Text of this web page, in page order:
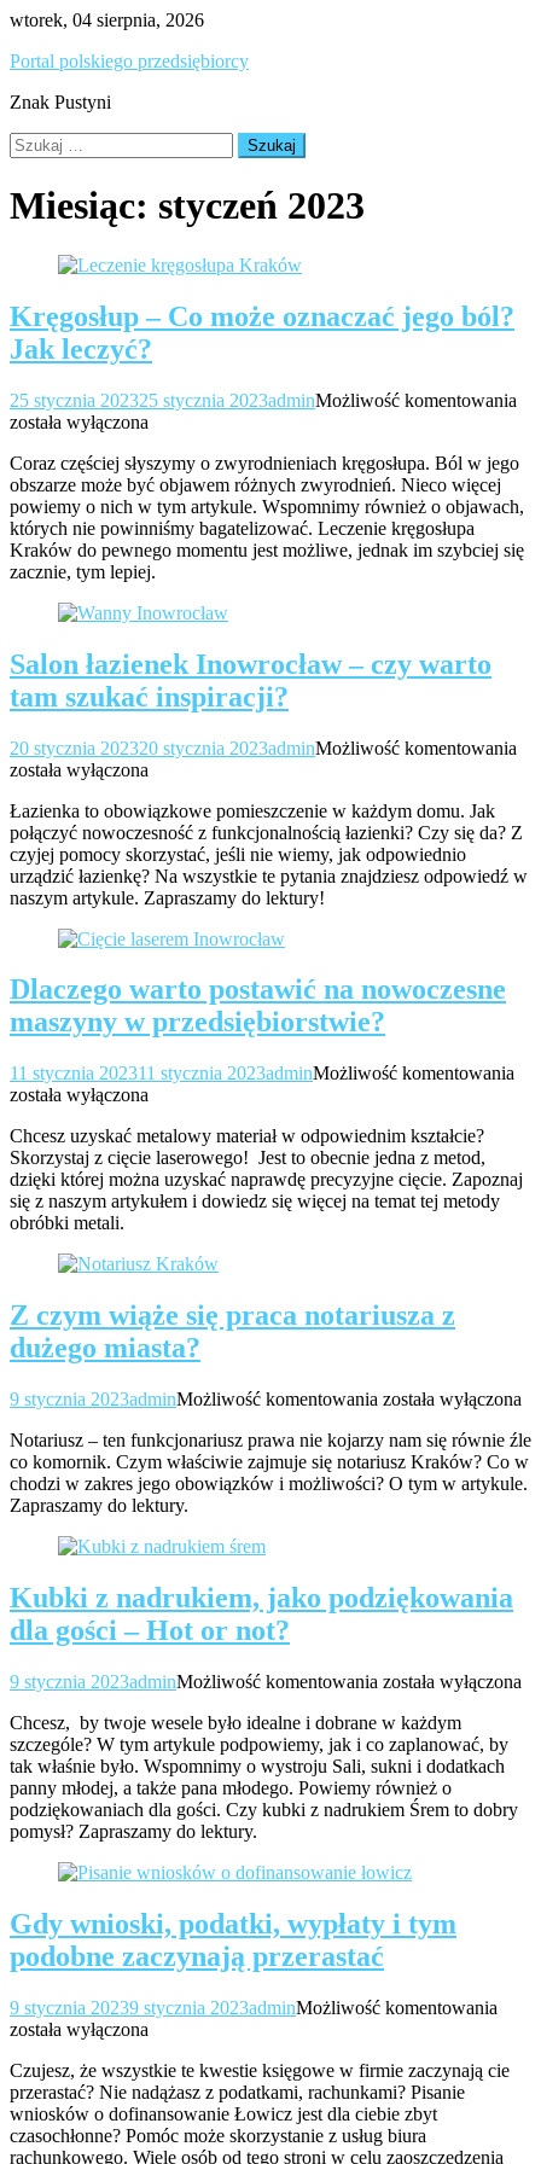
Skip
content
wtorek, 04 sierpnia, 2026
Portal polskiego przedsiębiorcy
Znak Pustyni
Szukaj:
Miesiąc: styczeń 2023
Kręgosłup – Co może oznaczać jego ból?
Jak leczyć?
25 stycznia 202325 stycznia 2023adminMożliwość komentowania
Jak
została wyłączona
Coraz częściej słyszymy o zwyrodnieniach kręgosłupa. Ból w jego
obszarze może być objawem różnych zwyrodnień. Nieco więcej
powiemy o nich w tym artykule. Wspomnimy również o objawach,
których nie powinniśmy bagatelizować. Leczenie kręgosłupa
Kraków do pewnego momentu jest możliwe, jednak im szybciej się
zacznie, tym lepiej.
Salon łazienek Inowrocław – czy warto
tam szukać inspiracji?
20 stycznia 202320 stycznia 2023adminMożliwość komentowania
czy
została wyłączona
Łazienka to obowiązkowe pomieszczenie w każdym domu. Jak
połączyć nowoczesność z funkcjonalnością łazienki? Czy się da? Z
czyjej pomocy skorzystać, jeśli nie wiemy, jak odpowiednio
urządzić łazienkę? Na wszystkie te pytania znajdziesz odpowiedź w
naszym artykule. Zapraszamy do lektury!
Dlaczego warto postawić na nowoczesne
maszyny w przedsiębiorstwie?
11 stycznia 202311 stycznia 2023adminMożliwość komentowania
została wyłączona
Chcesz uzyskać metalowy materiał w odpowiednim kształcie?
Skorzystaj z cięcie laserowego! Jest to obecnie jedna z metod,
dzięki której można uzyskać naprawdę precyzyjne cięcie. Zapoznaj
się z naszym artykułem i dowiedz się więcej na temat tej metody
obróbki metali.
Z czym wiąże się praca notariusza z
dużego miasta?
9 stycznia 2023adminMożliwość komentowania Z
wiąże
się
praca
została wyłączona
Notariusz – ten funkcjonariusz prawa nie kojarzy nam się równie źle
co komornik. Czym właściwie zajmuje się notariusz Kraków? Co w
chodzi w zakres jego obowiązków i możliwości? O tym w artykule.
Zapraszamy do lektury.
Kubki z nadrukiem, jako podziękowania
dla gości – Hot or not?
9 stycznia 2023adminMożliwość komentowania Kubki
nadrukiem,
jako
podziękowania
dla
gości
or
została wyłączona
Chcesz, by twoje wesele było idealne i dobrane w każdym
szczególe? W tym artykule podpowiemy, jak i co zaplanować, by
tak właśnie było. Wspomnimy o wystroju Sali, sukni i dodatkach
panny młodej, a także pana młodego. Powiemy również o
podziękowaniach dla gości. Czy kubki z nadrukiem Śrem to dobry
pomysł? Zapraszamy do lektury.
Gdy wnioski, podatki, wypłaty i tym
podobne zaczynają przerastać
9 stycznia 20239 stycznia 2023adminMożliwość komentowania
została wyłączona
Czujesz, że wszystkie te kwestie księgowe w firmie zaczynają cie
przerastać? Nie nadążasz z podatkami, rachunkami? Pisanie
wniosków o dofinansowanie Łowicz jest dla ciebie zbyt
czasochłonne? Pomóc może skorzystanie z usług biura
rachunkowego. Wiele osób od tego stroni w celu zaoszczędzenia